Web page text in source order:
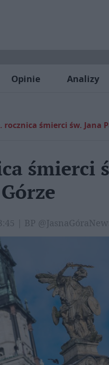
Opinie Analizy
rocznica śmierci św. Jana
śmierci
| BP